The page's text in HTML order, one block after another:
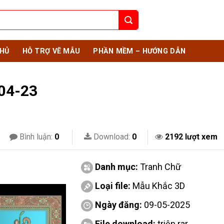
HỖ TRỢ VẼ MẪU PHẦN MỀM – HƯỚNG DẪN
23
Bình luận: 0 Download: 0 2192 lượt xem
Danh mục: Tranh Chữ
Loại file: Mẫu Khắc 3D
Ngày đăng: 09-05-2025